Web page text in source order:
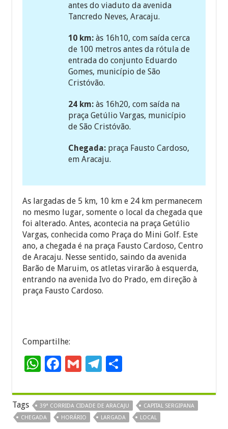
antes do viaduto da avenida
Tancredo Neves, Aracaju.
10 km: às 16h10, com saída cerca
de 100 metros antes da rótula de
entrada do conjunto Eduardo
Gomes, município de São
Cristóvão.
24 km: às 16h20, com saída na
praça Getúlio Vargas, município
de São Cristóvão.
Chegada: praça Fausto Cardoso,
em Aracaju.
As largadas de 5 km, 10 km e 24 km permanecem
no mesmo lugar, somente o local da chegada que
foi alterado. Antes, acontecia na praça Getúlio
Vargas, conhecida como Praça do Mini Golf. Este
ano, a chegada é na praça Fausto Cardoso, Centro
de Aracaju. Nesse sentido, saindo da avenida
Barão de Maruim, os atletas virarão à esquerda,
entrando na avenida Ivo do Prado, em direção à
praça Fausto Cardoso.
Compartilhe:
W
at
sA
F
e
b
G
ai
l
T
e
gr
ar
e
Tags 39ª CORRIDA CIDADE DE ARACAJU
CAPITAL SERGIPANA
CHEGADA
HORÁRIO LARGADA LOCAL